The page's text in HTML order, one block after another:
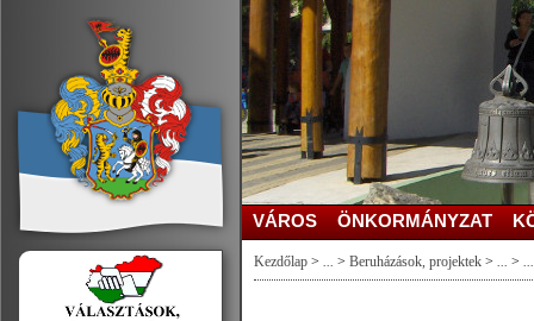
VÁROS ÖNKORMÁNYZAT
Kezdőlap > ... > Beruházások, projektek > ... > ...